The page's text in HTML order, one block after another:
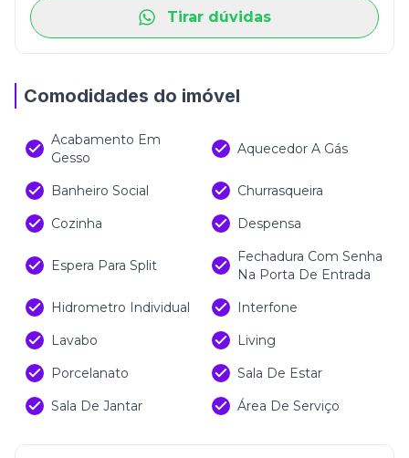
Tirar dúvidas
Comodidades do imóvel
Acabamento Em
Gesso
Aquecedor A Gás
Banheiro Social
Churrasqueira
Cozinha
Despensa
Espera Para Split
Fechadura Com Senha
Na Porta De Entrada
Hidrometro Individual
Interfone
Lavabo
Living
Porcelanato
Sala De Estar
Sala De Jantar
Área De Serviço